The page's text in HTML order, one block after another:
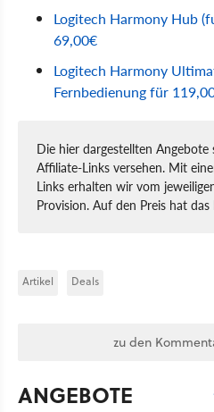
Logitech Harmony Hub
69,00€
Logitech Harmony
Fernbedienung für
Die hier dargestellten
Affiliate-Links versehen. Mit
Links erhalten wir vom
Provision. Auf den Preis hat
Artikel Deals
zu den
ANGEBOTE